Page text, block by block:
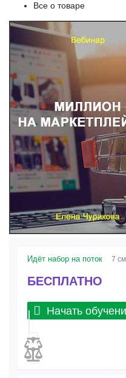
Все о товаре
Идёт набор на поток 7
БЕСПЛАТНО
Начать